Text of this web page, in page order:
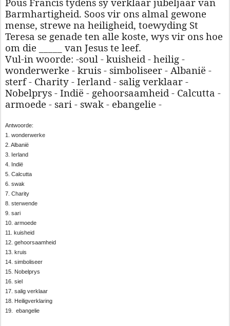
Barmhartigheid. Soos vir ons almal gewone
mense, strewe na heiligheid, toewyding St
Teresa se genade ten alle koste, wys vir ons hoe
om die _____ van Jesus te leef.
Vul-in woorde: -soul - kuisheid - heilig -
wonderwerke - kruis - simboliseer - Albanië -
sterf - Charity - Ierland - salig verklaar -
Nobelprys - Indië - gehoorsaamheid - Calcutta -
armoede - sari - swak - ebangelie -
Antwoorde:
1. wonderwerke
2. Albanië
3. Ierland
4. Indië
5. Calcutta
6. swak
7. Charity
8. sterwende
9. sari
10. armoede
11. kuisheid
12. gehoorsaamheid
13. kruis
14. simboliseer
15. Nobelprys
16. siel
17. salig verklaar
18. Heiligverklaring
19. ebangelie